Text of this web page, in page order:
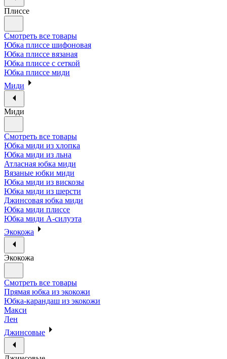
Плиссе
Смотреть все товары
Юбка плиссе шифоновая
Юбка плиссе вязаная
Юбка плиссе с сеткой
Юбка плиссе миди
Миди
Миди
Смотреть все товары
Юбка миди из хлопка
Юбка миди из льна
Атласная юбка миди
Вязаные юбки миди
Юбка миди из вискозы
Юбка миди из шерсти
Джинсовая юбка миди
Юбка миди плиссе
Юбка миди А-силуэта
Экокожа
Экокожа
Смотреть все товары
Прямая юбка из экокожи
Юбка-карандаш из экокожи
Макси
Лен
Джинсовые